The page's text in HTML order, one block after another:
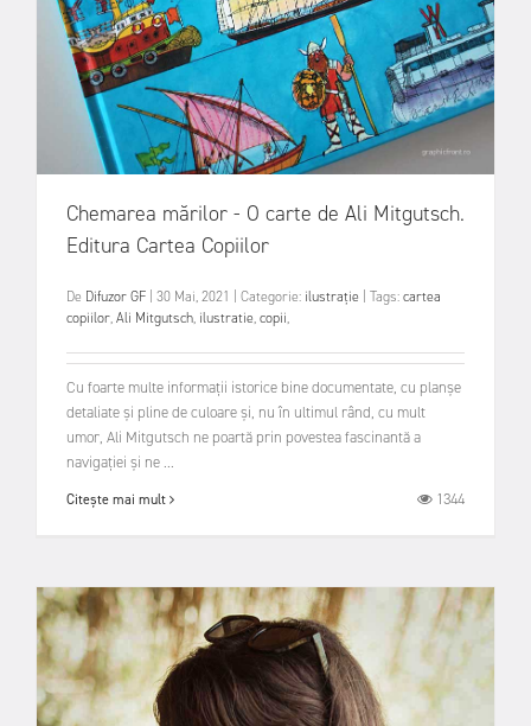
Chemarea mărilor - O carte de Ali Mitgutsch.
Editura Cartea Copiilor
De Difuzor GF 30 Mai, 2021 Categorie: ilustrație Tags:cartea
copiilor,Ali Mitgutsch, ilustratie,copii,
Cu foarte multe informații istorice bine documentate, cu planșe
detaliate și pline de culoare și, nu în ultimul rând, cu mult
umor, Ali Mitgutsch ne poartă prin povestea fascinantă a
navigației și ne ...
Citește mai mult 1344